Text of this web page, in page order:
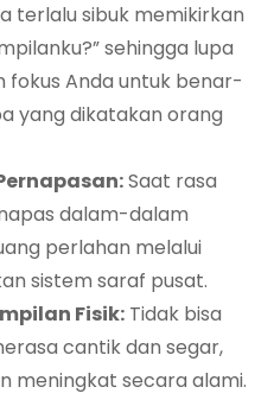
terlalu sibuk memikirkan
sehingga lupa
fokus Anda untuk benar-
yang dikatakan orang
Saat rasa
dalam-dalam
perlahan melalui
sistem saraf pusat.
Fisik: Tidak bisa
cantik dan segar,
meningkat secara alami.